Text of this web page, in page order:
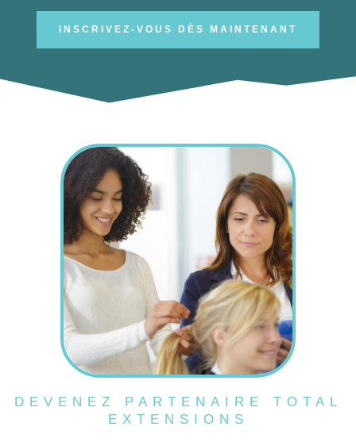
INSCRIVEZ-VOUS DÈS MAINTENANT
DEVENEZ PARTENAIRE TOTAL
EXTENSIONS